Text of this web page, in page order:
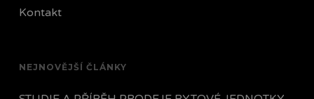
Kontakt
NEJNOVĚJŠÍ ČLÁNKY